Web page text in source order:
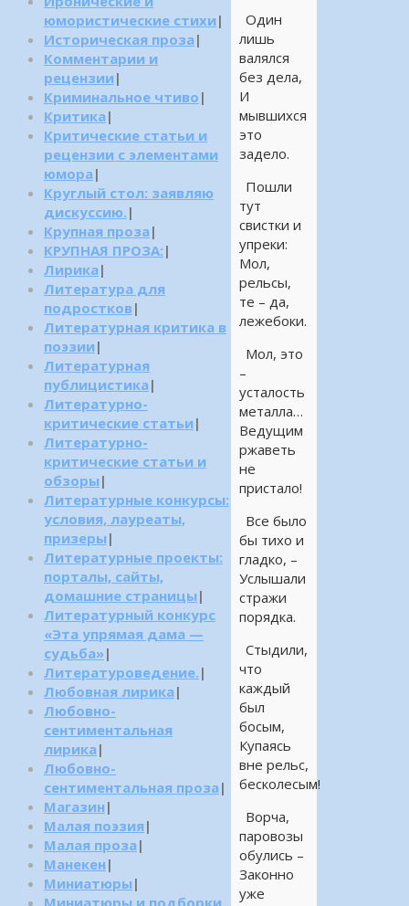
Один
лишь
валялся
без дела,
И
мывшихся
это
задело.
Пошли
тут
свистки и
упреки:
Мол,
рельсы,
те – да,
лежебоки.
Мол, это
–
усталость
металла…
Ведущим
ржаветь
не
пристало!
Все было
бы тихо и
гладко, –
Услышали
стражи
порядка.
Стыдили,
что
каждый
был
босым,
Купаясь
вне рельс,
бесколесым!
Ворча,
паровозы
обулись –
Законно
уже
юмористические стихи |
Историческая проза |
Комментарии и
рецензии |
Криминальное чтиво |
Критика |
Критические статьи и
рецензии с элементами
юмора |
Круглый стол: заявляю
дискуссию. |
Крупная проза |
КРУПНАЯ ПРОЗА: |
Лирика |
Литература для
подростков |
Литературная критика в
поэзии |
Литературная
публицистика |
Литературно-
критические статьи |
Литературно-
критические статьи и
обзоры |
Литературные конкурсы:
условия, лауреаты,
призеры |
Литературные проекты:
порталы, сайты,
домашние страницы |
Литературный конкурс
«Эта упрямая дама —
судьба» |
Литературоведение. |
Любовная лирика |
Любовно-
сентиментальная
лирика |
Любовно-
сентиментальная проза |
Магазин |
Малая поэзия |
Малая проза |
Манекен |
Миниатюры |
Миниатюры и подборки